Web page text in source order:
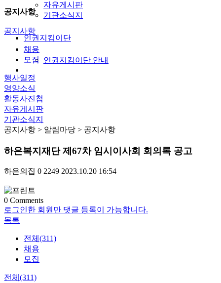
자유게시판
기관소식지
인권지킴이단
인권지킴이단 안내
공지사항
공지사항
채용
모집
행사일정
영양소식
활동사진첩
자유게시판
기관소식지
공지사항 > 알림마당 > 공지사항
하은복지재단 제67차 임시이사회 회의록 공고
하은의집 0 2249 2023.10.20 16:54
0 Comments
로그인한 회원만 댓글 등록이 가능합니다.
목록
전체(311)
채용
모집
전체(311)